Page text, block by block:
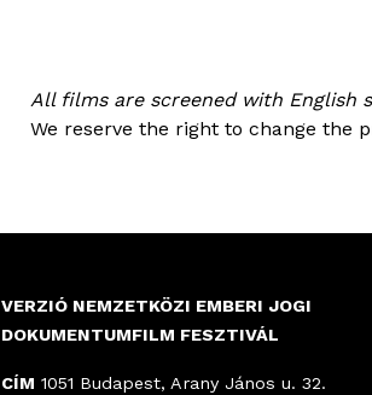
All films are screened with English
We reserve the right to change the
VERZIÓ NEMZETKÖZI EMBERI JOGI
DOKUMENTUMFILM FESZTIVÁL
CÍM 1051 Budapest, Arany János u. 32.